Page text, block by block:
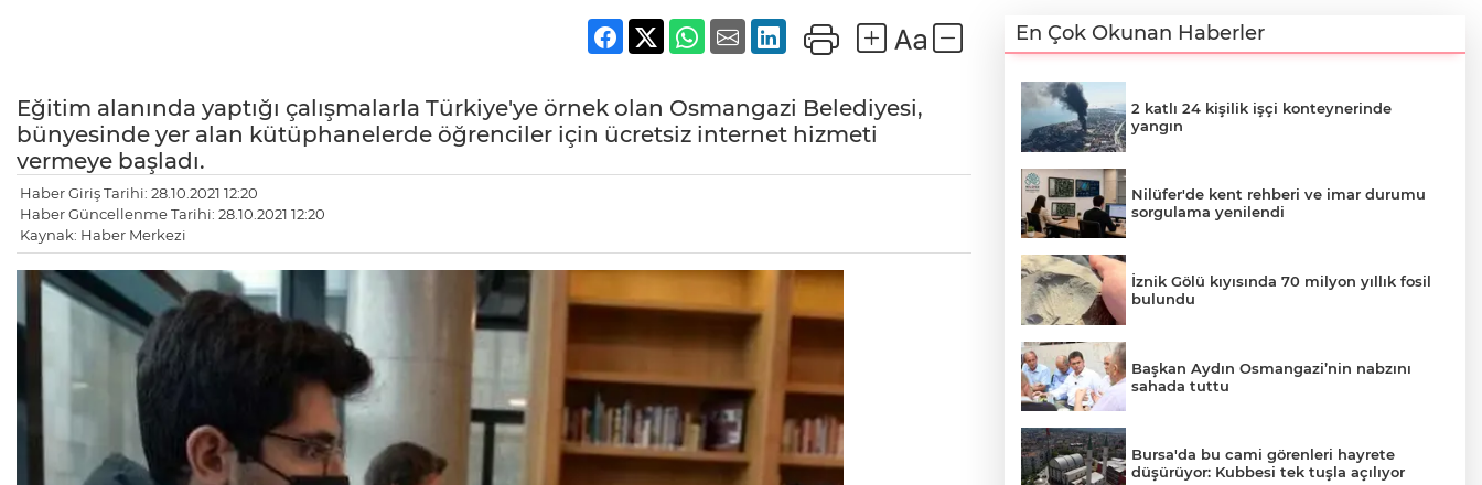
Eğitim alanında yaptığı çalışmalarla Türkiye'ye örnek olan Osmangazi Belediyesi,
bünyesinde yer alan kütüphanelerde öğrenciler için ücretsiz internet hizmeti
vermeye başladı.
Haber Giriş Tarihi: 28.10.2021 12:20
Haber Güncellenme Tarihi: 28.10.2021 12:20
Kaynak: Haber Merkezi
En Çok Okunan Haberler
2 katlı 24 kişilik işçi konteynerinde
yangın
Nilüfer'de kent rehberi ve imar durumu
sorgulama yenilendi
İznik Gölü kıyısında 70 milyon yıllık fosil
bulundu
Başkan Aydın Osmangazi’nin nabzını
sahada tuttu
Bursa'da bu cami görenleri hayrete
düşürüyor: Kubbesi tek tuşla açılıyor